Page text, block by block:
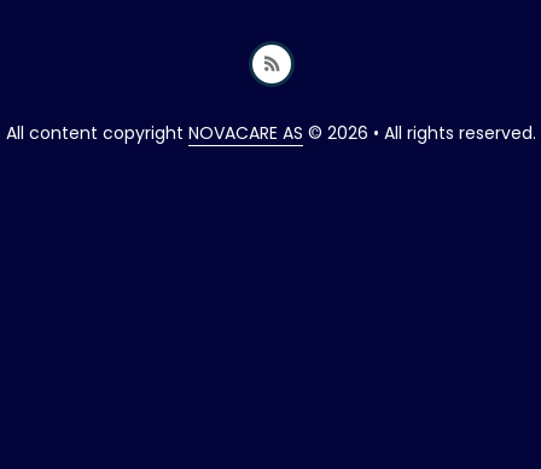
All content copyright NOVACARE AS © 2026 • All rights reserved.